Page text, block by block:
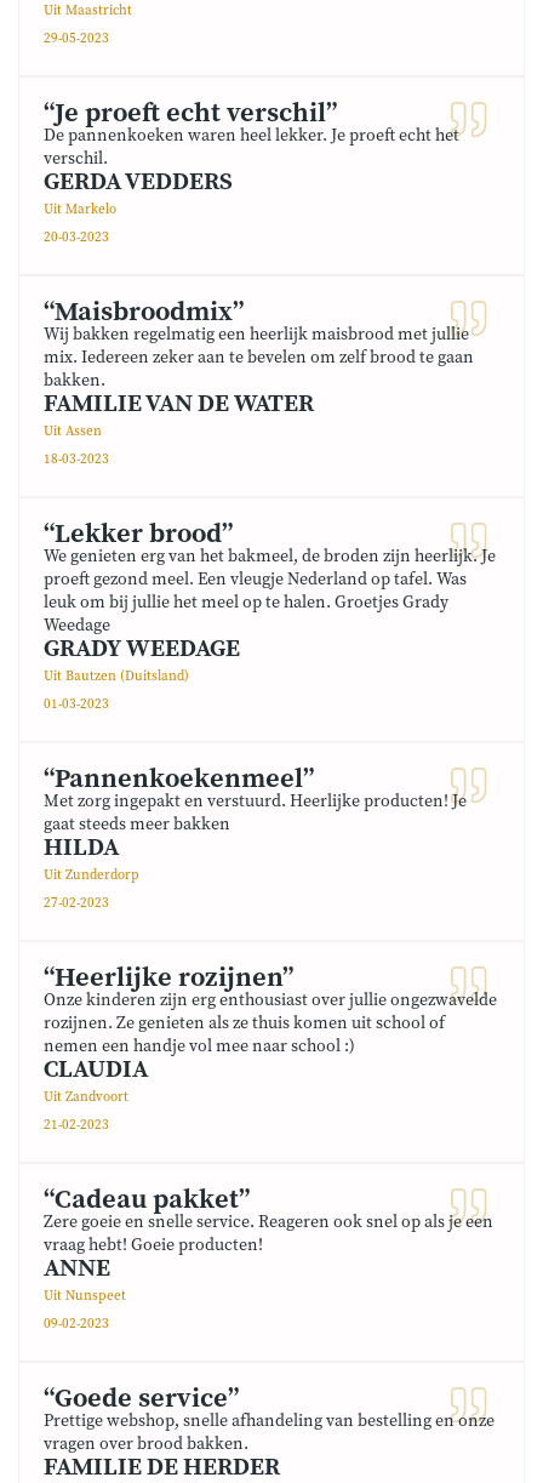
Uit Maastricht
29-05-2023
“Je proeft echt verschil”
De pannenkoeken waren heel lekker. Je proeft echt het
verschil.
GERDA VEDDERS
Uit Markelo
20-03-2023
“Maisbroodmix”
Wij bakken regelmatig een heerlijk maisbrood met jullie
mix. Iedereen zeker aan te bevelen om zelf brood te gaan
bakken.
FAMILIE VAN DE WATER
Uit Assen
18-03-2023
“Lekker brood”
We genieten erg van het bakmeel, de broden zijn heerlijk. Je
proeft gezond meel. Een vleugje Nederland op tafel. Was
leuk om bij jullie het meel op te halen. Groetjes Grady
Weedage
GRADY WEEDAGE
Uit Bautzen (Duitsland)
01-03-2023
“Pannenkoekenmeel”
Met zorg ingepakt en verstuurd. Heerlijke producten! Je
gaat steeds meer bakken
HILDA
Uit Zunderdorp
27-02-2023
“Heerlijke rozijnen”
Onze kinderen zijn erg enthousiast over jullie ongezwavelde
rozijnen. Ze genieten als ze thuis komen uit school of
nemen een handje vol mee naar school :)
CLAUDIA
Uit Zandvoort
21-02-2023
“Cadeau pakket”
Zere goeie en snelle service. Reageren ook snel op als je een
vraag hebt! Goeie producten!
ANNE
Uit Nunspeet
09-02-2023
“Goede service”
Prettige webshop, snelle afhandeling van bestelling en onze
vragen over brood bakken.
FAMILIE DE HERDER